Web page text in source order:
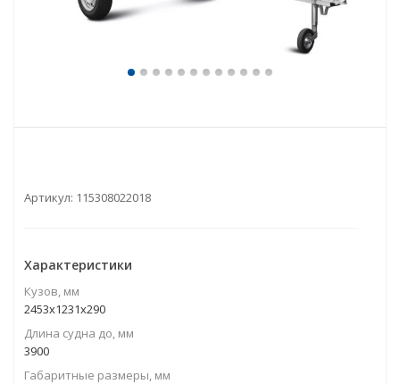
Артикул: 115308022018
Характеристики
Кузов, мм
2453x1231x290
Длина судна до, мм
3900
Габаритные размеры, мм